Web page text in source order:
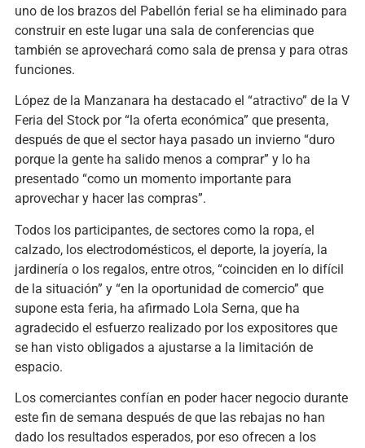
uno de los brazos del Pabellón ferial se ha eliminado para
construir en este lugar una sala de conferencias que
también se aprovechará como sala de prensa y para otras
funciones.
López de la Manzanara ha destacado el “atractivo” de la V
Feria del Stock por “la oferta económica” que presenta,
después de que el sector haya pasado un invierno “duro
porque la gente ha salido menos a comprar” y lo ha
presentado “como un momento importante para
aprovechar y hacer las compras”.
Todos los participantes, de sectores como la ropa, el
calzado, los electrodomésticos, el deporte, la joyería, la
jardinería o los regalos, entre otros, “coinciden en lo difícil
de la situación” y “en la oportunidad de comercio” que
supone esta feria, ha afirmado Lola Serna, que ha
agradecido el esfuerzo realizado por los expositores que
se han visto obligados a ajustarse a la limitación de
espacio.
Los comerciantes confían en poder hacer negocio durante
este fin de semana después de que las rebajas no han
dado los resultados esperados, por eso ofrecen a los